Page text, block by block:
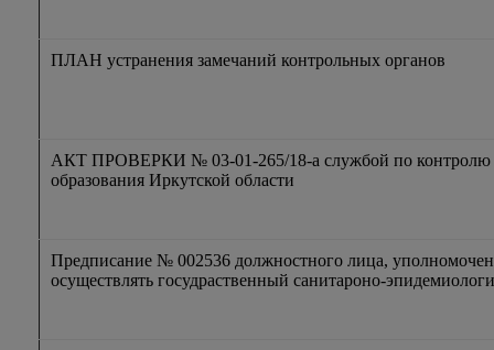
ПЛАН устранения замечаний контрольных органов
АКТ ПРОВЕРКИ № 03-01-265/18-а службой по контролю
образования Иркутской области
Предписание № 002536 должностного лица,
осуществлять госудраственный санитароно-